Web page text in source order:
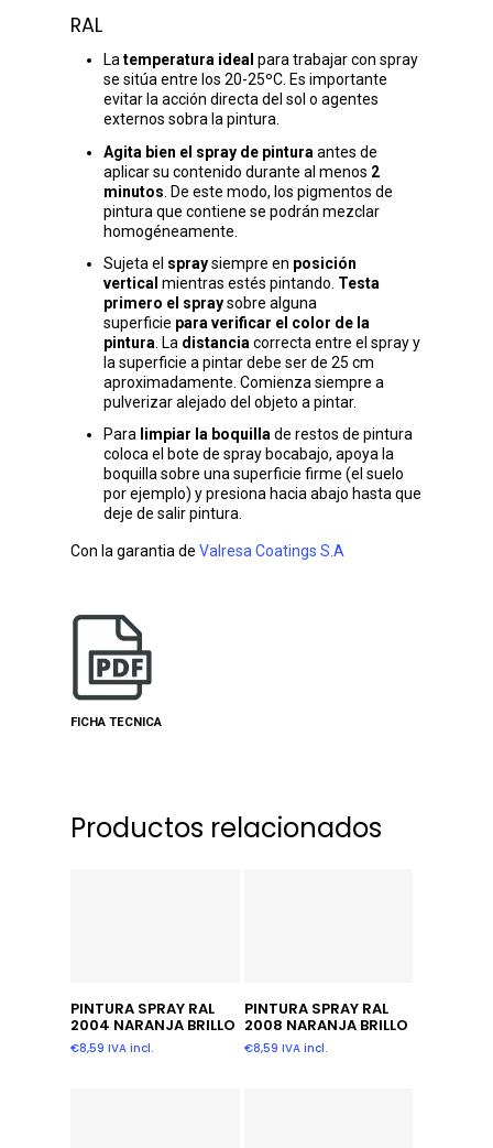
RAL
Latemperatura ideal para trabajar con spray
se sitúa entre los 20-25ºC. Es importante
evitar la acción directa del sol o agentes
externos sobra la pintura.
Agita bien el spray de pintura antes de
aplicar su contenido durante al menos 2
minutos . De este modo, los pigmentos de
pintura que contiene se podrán mezclar
homogéneamente.
Sujeta el spraysiempre en posición
vertical mientras estés pintando. Testa
primero el spraysobre alguna
superficie para verificar el color de la
pintura . La distancia correcta entre el spray y
la superficie a pintar debe ser de 25 cm
aproximadamente. Comienza siempre a
pulverizar alejado del objeto a pintar.
Para limpiar la boquilla de restos de pintura
coloca el bote de spray bocabajo, apoya la
boquilla sobre una superficie firme (el suelo
por ejemplo) y presiona hacia abajo hasta que
deje de salir pintura.
Con la garantia de Valresa Coatings S.A
FICHA TECNICA
Productos relacionados
Añadir Al Carrito
PINTURA SPRAY RAL
2004 NARANJA BRILLO
€8,59 IVA incl.
Añadir Al Carrito
PINTURA SPRAY RAL
2008 NARANJA BRILLO
€8,59 IVA incl.